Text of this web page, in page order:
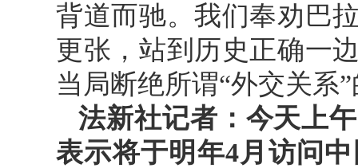
背道而驰。我们奉劝巴
更张，站到历史正确一
当局断绝所谓“外交关系
法新社记者：今天上
表示将于明年4月访问